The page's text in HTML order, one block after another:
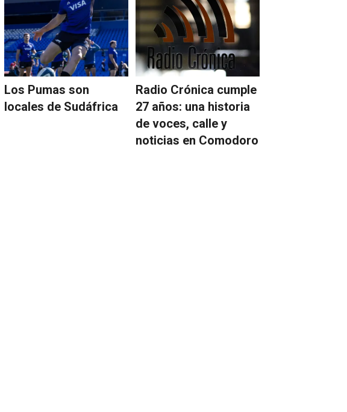
Los Pumas son
locales de Sudáfrica
Radio Crónica cumple
27 años: una historia
de voces, calle y
noticias en Comodoro